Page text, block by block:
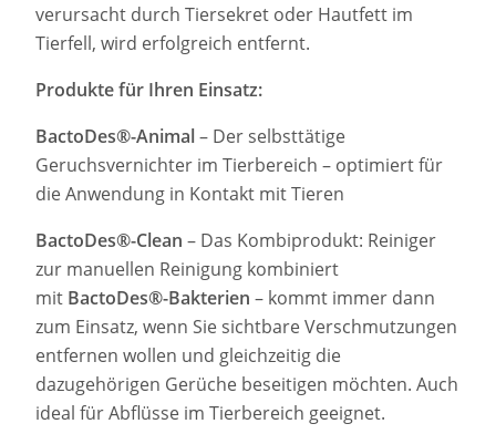
verursacht durch Tiersekret oder Hautfett im
Tierfell, wird erfolgreich entfernt.
Produkte für Ihren Einsatz:
BactoDes®-Animal– Der selbsttätige
Geruchsvernichter im Tierbereich – optimiert für
die Anwendung in Kontakt mit Tieren
BactoDes®-Clean – Das Kombiprodukt: Reiniger
zur manuellen Reinigung kombiniert
mit BactoDes®-Bakterien – kommt immer dann
zum Einsatz, wenn Sie sichtbare Verschmutzungen
entfernen wollen und gleichzeitig die
dazugehörigen Gerüche beseitigen möchten. Auch
ideal für Abflüsse im Tierbereich geeignet.